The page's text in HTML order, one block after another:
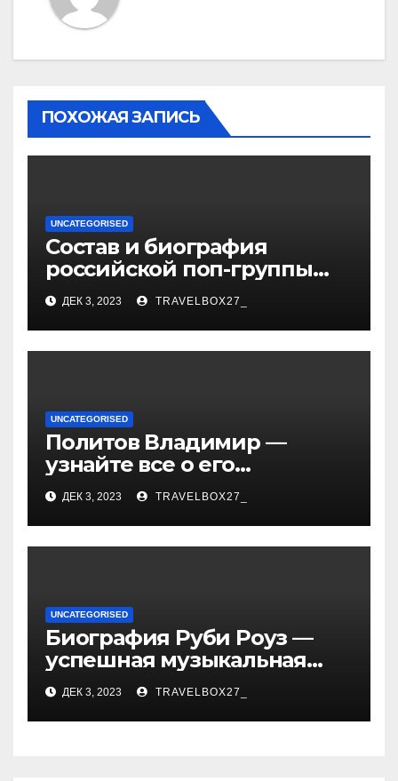
ПОХОЖАЯ ЗАПИСЬ
UNCATEGORISED
Состав и биография
российской поп-группы
«Иванушки интернешнл»
— история успеха, музыка
и судьбы участников
ДЕК 3, 2023 TRAVELBOX27_
UNCATEGORISED
Политов Владимир —
узнайте все о его
биографии, возрасте и
впечатляющих
достижениях!
ДЕК 3, 2023 TRAVELBOX27_
UNCATEGORISED
Биография Руби Роуз —
успешная музыкальная
карьера, личная жизнь и
знаковые достижения
ДЕК 3, 2023 TRAVELBOX27_